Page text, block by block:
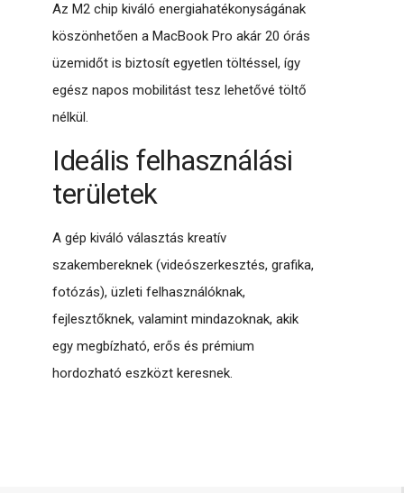
Az M2 chip kiváló energiahatékonyságának
köszönhetően a MacBook Pro akár 20 órás
üzemidőt is biztosít egyetlen töltéssel, így
egész napos mobilitást tesz lehetővé töltő
nélkül.
Ideális felhasználási
területek
A gép kiváló választás kreatív
szakembereknek (videószerkesztés, grafika,
fotózás), üzleti felhasználóknak,
fejlesztőknek, valamint mindazoknak, akik
egy megbízható, erős és prémium
hordozható eszközt keresnek.